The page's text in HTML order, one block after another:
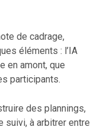
de cadrage,
éléments : l’IA
en amont, que
participants.
des plannings,
suivi, à arbitrer entre